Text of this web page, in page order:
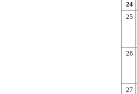
24
25
26
27